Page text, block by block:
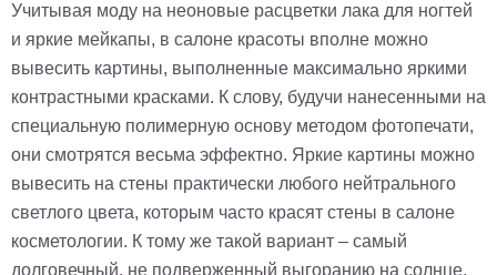
Цветы
Натюрморт
В
Климт
Море
Старинные
В
Уорхолл
Городские
Учитывая моду на неоновые расцветки лака для ногтей
и яркие мейкапы, в салоне красоты вполне можно
вывесить картины, выполненные максимально яркими
контрастными красками. К слову, будучи нанесенными на
специальную полимерную основу методом фотопечати,
они смотрятся весьма эффектно. Яркие картины можно
вывесить на стены практически любого нейтрального
светлого цвета, которым часто красят стены в салоне
косметологии. К тому же такой вариант – самый
долговечный, не подверженный выгоранию на солнце,